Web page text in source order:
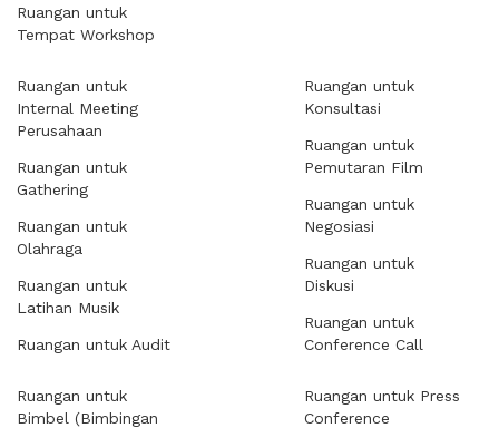
Ruangan untuk
Tempat Workshop
Ruangan untuk
Internal Meeting
Perusahaan
Ruangan untuk
Gathering
Ruangan untuk
Olahraga
Ruangan untuk
Latihan Musik
Ruangan untuk Audit
Ruangan untuk
Konsultasi
Ruangan untuk
Pemutaran Film
Ruangan untuk
Negosiasi
Ruangan untuk
Diskusi
Ruangan untuk
Conference Call
Ruangan untuk
Bimbel (Bimbingan
Ruangan untuk Press
Conference